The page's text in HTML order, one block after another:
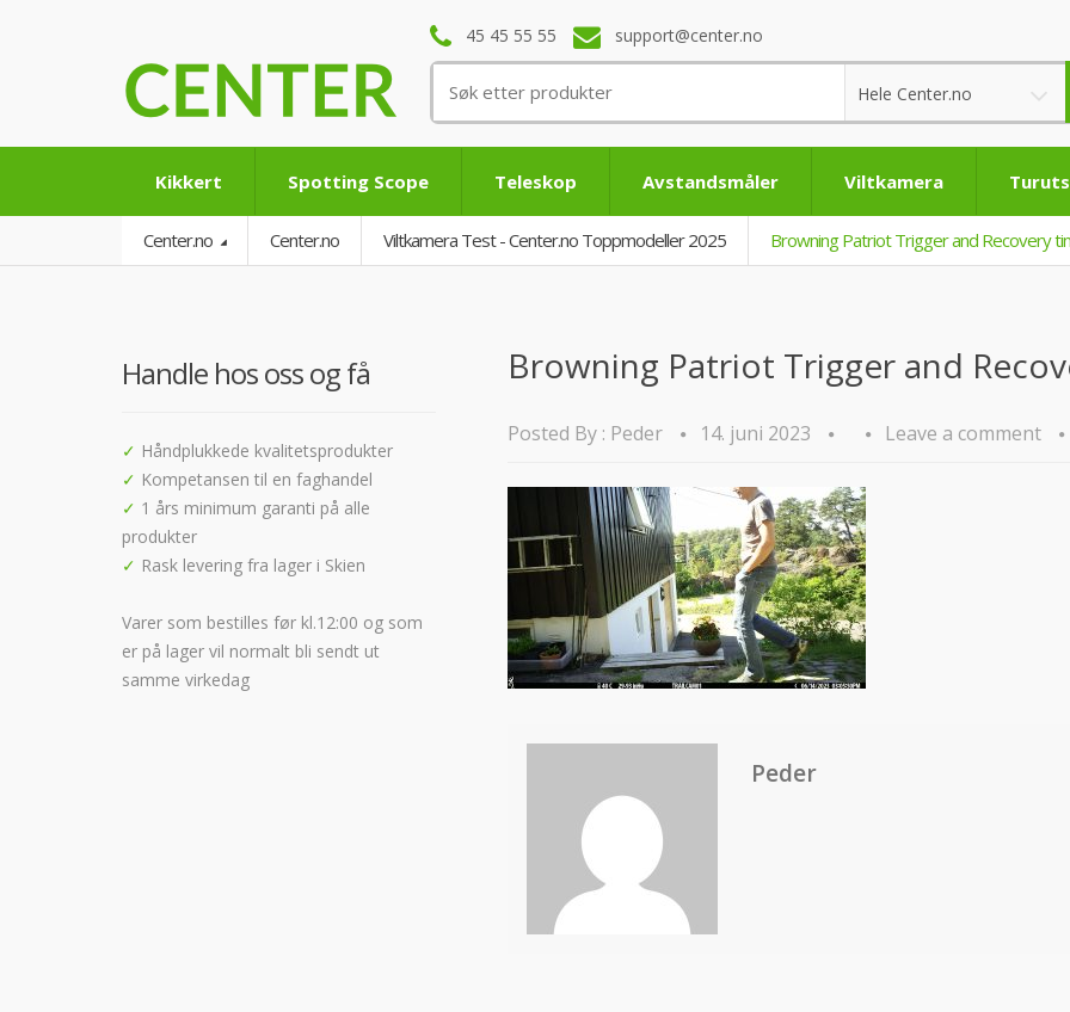
45 45 55 55 support@center.no
etter:
Hele Center.no
Kikkert Spotting Scope Teleskop Avstandsmåler Viltkamera
Center.no Center.no Viltkamera Test - Center.no Toppmodeller 2025 Browning Patriot Trigger and Recovery
Browning Patriot Trigger and
Posted By : Peder 14. juni 2023 Leave a comment
Peder
Handle hos oss og få
✓ Håndplukkede kvalitetsprodukter
✓ Kompetansen til en faghandel
✓ 1 års minimum garanti på alle
produkter
✓ Rask levering fra lager i Skien
Varer som bestilles før kl.12:00 og som
er på lager vil normalt bli sendt ut
samme virkedag